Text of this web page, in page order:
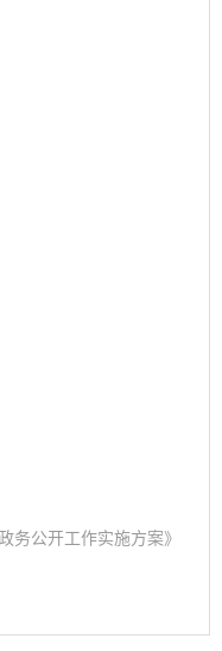
务公开工作实施方案》